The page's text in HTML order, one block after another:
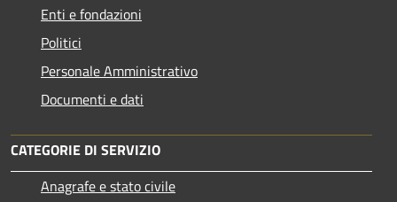
Enti e fondazioni
Politici
Personale Amministrativo
Documenti e dati
CATEGORIE DI SERVIZIO
Anagrafe e stato civile